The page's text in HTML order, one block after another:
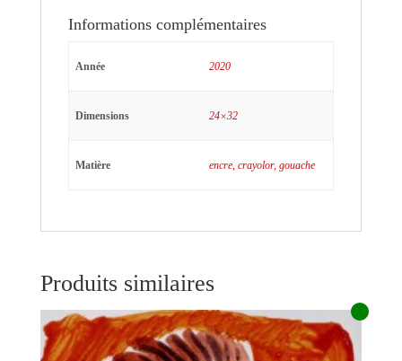
Informations complémentaires
Année 2020
Dimensions 24×32
Matière encre, crayolor, gouache
Produits similaires